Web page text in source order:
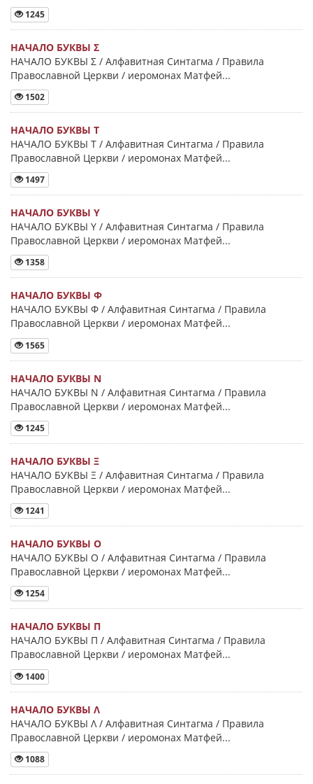
1245
НАЧАЛО БУКВЫ Σ
НАЧАЛО БУКВЫ Σ / Алфавитная Синтагма / Правила
Православной Церкви / иеромонах Матфей...
1502
НАЧАЛО БУКВЫ Τ
НАЧАЛО БУКВЫ Τ / Алфавитная Синтагма / Правила
Православной Церкви / иеромонах Матфей...
1497
НАЧАЛО БУКВЫ Y
НАЧАЛО БУКВЫ Y / Алфавитная Синтагма / Правила
Православной Церкви / иеромонах Матфей...
1358
НАЧАЛО БУКВЫ Φ
НАЧАЛО БУКВЫ Φ / Алфавитная Синтагма / Правила
Православной Церкви / иеромонах Матфей...
1565
НАЧАЛО БУКВЫ Ν
НАЧАЛО БУКВЫ Ν / Алфавитная Синтагма / Правила
Православной Церкви / иеромонах Матфей...
1245
НАЧАЛО БУКВЫ Ξ
НАЧАЛО БУКВЫ Ξ / Алфавитная Синтагма / Правила
Православной Церкви / иеромонах Матфей...
1241
НАЧАЛО БУКВЫ Ο
НАЧАЛО БУКВЫ Ο / Алфавитная Синтагма / Правила
Православной Церкви / иеромонах Матфей...
1254
НАЧАЛО БУКВЫ Π
НАЧАЛО БУКВЫ Π / Алфавитная Синтагма / Правила
Православной Церкви / иеромонах Матфей...
1400
НАЧАЛО БУКВЫ Λ
НАЧАЛО БУКВЫ Λ / Алфавитная Синтагма / Правила
Православной Церкви / иеромонах Матфей...
1088